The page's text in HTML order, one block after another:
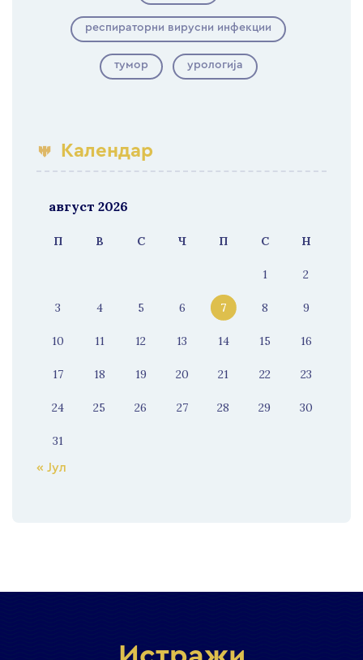
респираторни вирусни инфекции
тумор урологија
Календар
август 2026
П В С Ч П С Н
1 2
3 4 5 6 7 8 9
10 11 12 13 14 15 16
17 18 19 20 21 22 23
24 25 26 27 28 29 30
31
« Јул